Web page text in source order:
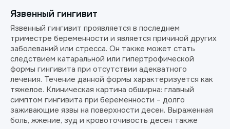
Язвенный гингивит
Язвенный гингивит проявляется в последнем
триместре беременности и является причиной других
заболеваний или стресса. Он также может стать
следствием катаральной или гипертрофической
формы гингивита при отсутствии адекватного
лечения. Течение данной формы характеризуется как
тяжелое. Клиническая картина обширна: главный
симптом гингивита при беременности – долго
заживающие язвы на поверхности десен. Выраженная
боль, жжение, зуд и кровоточивость десен также